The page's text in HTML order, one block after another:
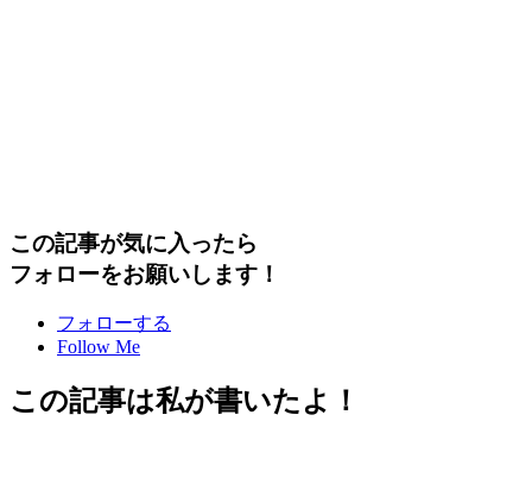
この記事が気に入ったら
フォローをお願いします！
フォローする
Follow Me
この記事は私が書いたよ！